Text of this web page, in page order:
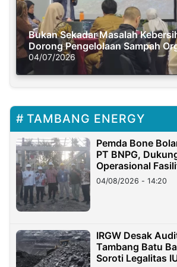
Bukan Sekadar Masalah
Dorong Pengelolaan Sampah
Solusi Krisis Iklim
04/07/2026
TAMBANG ENERGY
Pemda Bone
PT BNPG,
Operasional
04/08/2026 - 14:20
IRGW Desak
Tambang Batu
Soroti Legalitas